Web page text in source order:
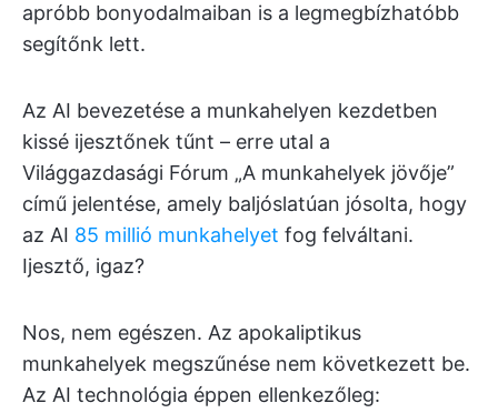
apróbb bonyodalmaiban is a legmegbízhatóbb
segítőnk lett.
Az AI bevezetése a munkahelyen kezdetben
kissé ijesztőnek tűnt – erre utal a
Világgazdasági Fórum „A munkahelyek jövője”
című jelentése, amely baljóslatúan jósolta, hogy
az AI 85 millió munkahelyet fog felváltani.
Ijesztő, igaz?
Nos, nem egészen. Az apokaliptikus
munkahelyek megszűnése nem következett be.
Az AI technológia éppen ellenkezőleg: